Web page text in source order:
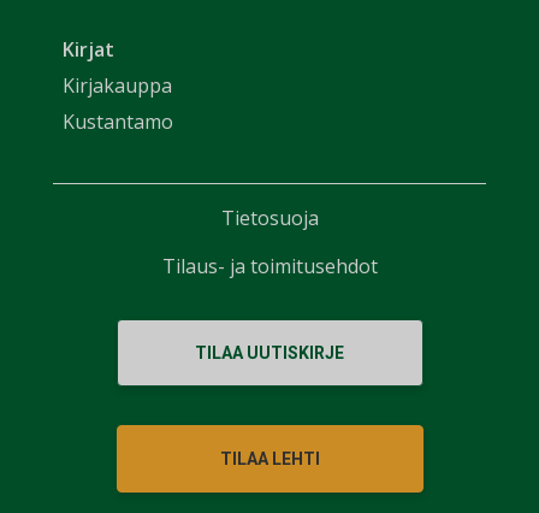
Kirjat
Kirjakauppa
Kustantamo
TILAA UUTISKIRJE
TILAA LEHTI
Tietosuoja
Tilaus- ja toimitusehdot